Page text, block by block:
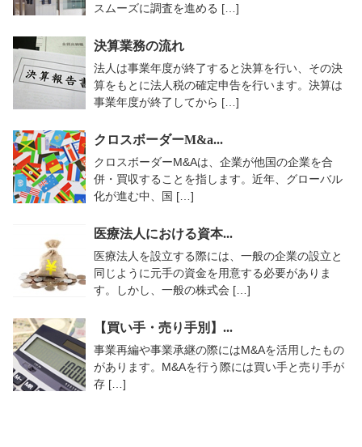
スムーズに調査を進める […]
決算業務の流れ
法人は事業年度が終了すると決算を行い、その決
算をもとに法人税の確定申告を行います。決算は
事業年度が終了してから […]
クロスボーダーM&a...
クロスボーダーM&Aは、企業が他国の企業を合
併・買収することを指します。近年、グローバル
化が進む中、国 […]
医療法人における資本...
医療法人を設立する際には、一般の企業の設立と
同じように元手の資金を用意する必要がありま
す。しかし、一般の株式会 […]
【買い手・売り手別】...
事業再編や事業承継の際にはM&Aを活用したもの
があります。M&Aを行う際には買い手と売り手が
存 […]